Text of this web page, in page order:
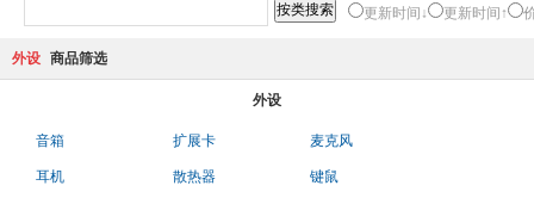
更新时间↓ 更新时间↑
外设 商品筛选
外设
音箱 扩展卡 麦克风
耳机 散热器 键鼠